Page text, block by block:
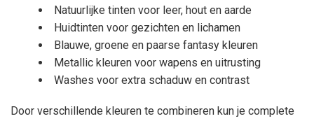
Natuurlijke tinten voor leer, hout en aarde
Huidtinten voor gezichten en lichamen
Blauwe, groene en paarse fantasy kleuren
Metallic kleuren voor wapens en uitrusting
Washes voor extra schaduw en contrast
Door verschillende kleuren te combineren kun je complete